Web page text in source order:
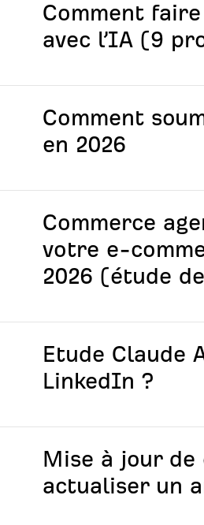
Comment
avec l’IA (9
Comment
en 2026
Commerce
votre e-
2026 (étude
Etude Claude
LinkedIn ?
Mise à jour de
actualiser un